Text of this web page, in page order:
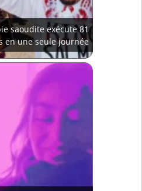
saoudite exécute 81
en une seule journée